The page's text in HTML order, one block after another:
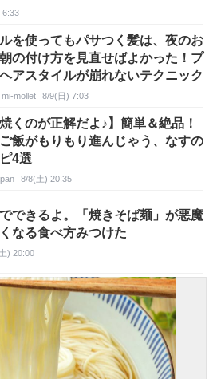
6:33
を使ってもパサつく髪は、夜のお
の付け方を見直せばよかった！プ
アスタイルが崩れないテクニック
mollet 8/9(日) 7:03
焼くのが正解だよ♪】簡単＆絶品！
飯がもりもり進んじゃう、なすの
4選
8/8(土) 20:35
できるよ。「焼きそば麺」が悪魔
なる食べ方みつけた
) 20:00